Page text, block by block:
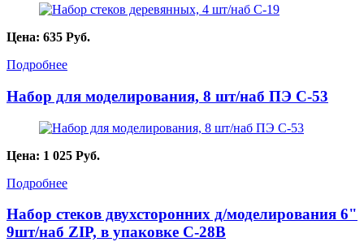
Цена: 635 Руб.
Подробнее
Набор для моделирования, 8 шт/наб ПЭ C-53
Цена: 1 025 Руб.
Подробнее
Набор стеков двухсторонних д/моделирования 6"
9шт/наб ZIP, в упаковке C-28B